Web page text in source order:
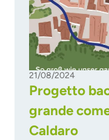
21/08/2024
Progetto
grande
Caldaro